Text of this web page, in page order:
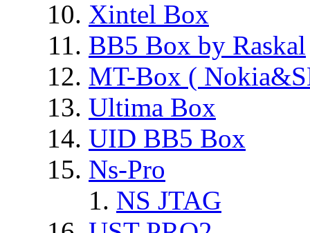
Xintel Box
BB5 Box by Raskal
MT-Box (
Ultima Box
UID BB5 Box
Ns-Pro
NS JTAG